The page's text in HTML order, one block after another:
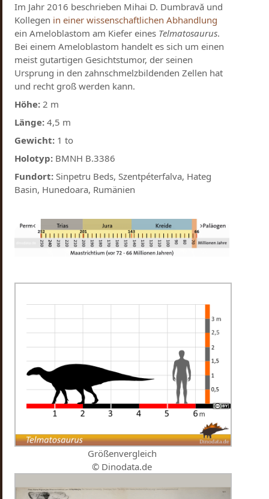
Im Jahr 2016 beschrieben Mihai D. Dumbravă und
Kollegen in einer wissenschaftlichen Abhandlung
ein Ameloblastom am Kiefer eines Telmatosaurus.
Bei einem Ameloblastom handelt es sich um einen
meist gutartigen Gesichtstumor, der seinen
Ursprung in den zahnschmelzbildenden Zellen hat
und recht groß werden kann.
Höhe:2 m
Länge:4,5 m
Gewicht: 1 to
Holotyp: BMNH B.3386
Fundort: Sinpetru Beds, Szentpéterfalva, Hateg
Basin, Hunedoara, Rumänien
Größenvergleich
© Dinodata.de